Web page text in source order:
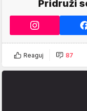
Pridruži
Reaguj 87